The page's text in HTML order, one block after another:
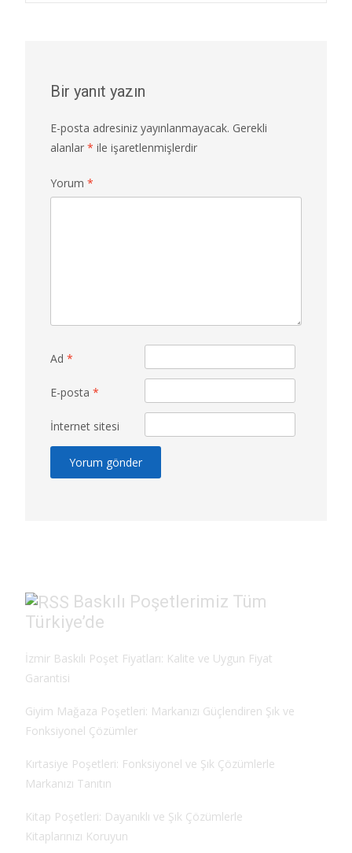
Bir yanıt yazın
E-posta adresiniz yayınlanmayacak. Gerekli
alanlar * ile işaretlenmişlerdir
Yorum *
Ad *
E-posta *
İnternet sitesi
Baskılı Poşetlerimiz Tüm
Türkiye’de
İzmir Baskılı Poşet Fiyatları: Kalite ve Uygun Fiyat
Garantisi
Giyim Mağaza Poşetleri: Markanızı Güçlendiren Şık ve
Fonksiyonel Çözümler
Kırtasiye Poşetleri: Fonksiyonel ve Şık Çözümlerle
Markanızı Tanıtın
Kitap Poşetleri: Dayanıklı ve Şık Çözümlerle
Kitaplarınızı Koruyun